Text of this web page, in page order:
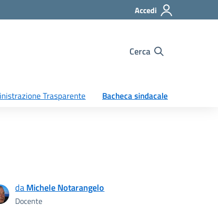
Accedi
Cerca
Trasparente Bacheca sindacale
daMichele Notarangelo
Docente